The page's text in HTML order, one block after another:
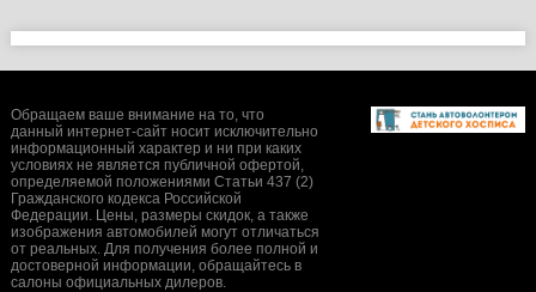
Обращаем ваше внимание на то, что
данный интернет-сайт носит исключительно
информационный характер и ни при каких
условиях не является публичной офертой,
определяемой положениями Статьи 437 (2)
Гражданского кодекса Российской
Федерации. Цены, размеры скидок, а также
изображения автомобилей могут отличаться
от реальных. Для получения более полной и
достоверной информации, обращайтесь в
салоны официальных дилеров.